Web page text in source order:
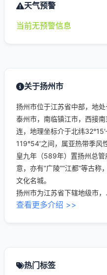
天气预警
当前无预警信息
关于扬州市
扬州市位于江苏省中部，地
泰州市，南临镇江市，西接
连，地理坐标介于北纬
119°54′之间，属亚热带季
皇九年（589年）置扬州总管
意，亦有“广陵”“江都”等古
文化名城。
扬州市为江苏省下辖地级市，
查看更多介绍 >>
热门标签